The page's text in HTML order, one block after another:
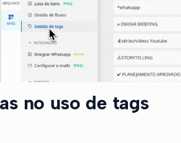
no uso de tags